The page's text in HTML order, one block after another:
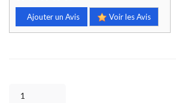
Ajouter un Avis Voir les Avis